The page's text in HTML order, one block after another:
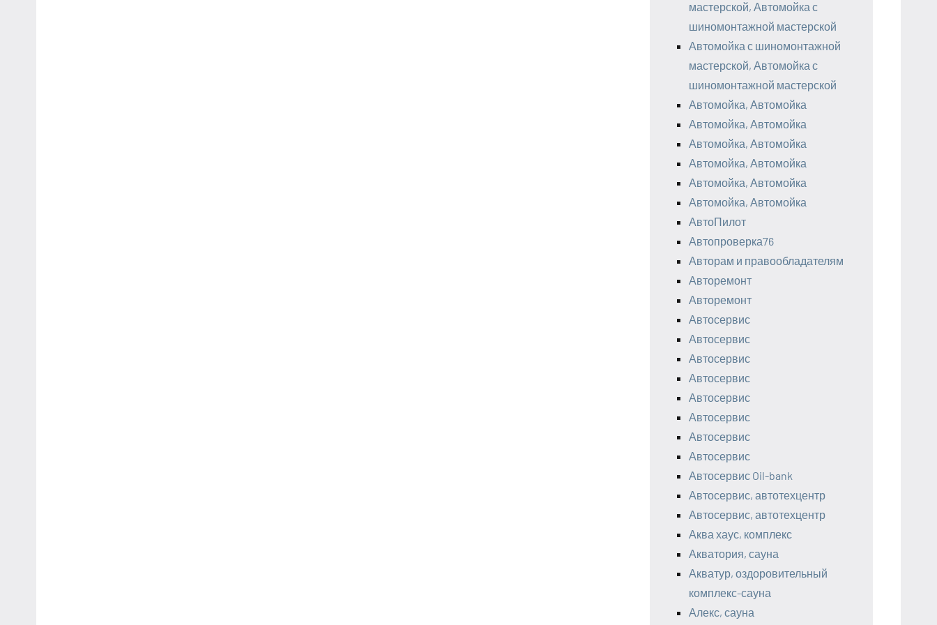
мастерской, Автомойка с
шиномонтажной мастерской
Автомойка с шиномонтажной
мастерской, Автомойка с
шиномонтажной мастерской
Автомойка, Автомойка
Автомойка, Автомойка
Автомойка, Автомойка
Автомойка, Автомойка
Автомойка, Автомойка
Автомойка, Автомойка
АвтоПилот
Автопроверка76
Авторам и правообладателям
Авторемонт
Авторемонт
Автосервис
Автосервис
Автосервис
Автосервис
Автосервис
Автосервис
Автосервис
Автосервис
Автосервис Oil-bank
Автосервис, автотехцентр
Автосервис, автотехцентр
Аква хаус, комплекс
Акватория, сауна
Акватур, оздоровительный
комплекс-сауна
Алекс, сауна